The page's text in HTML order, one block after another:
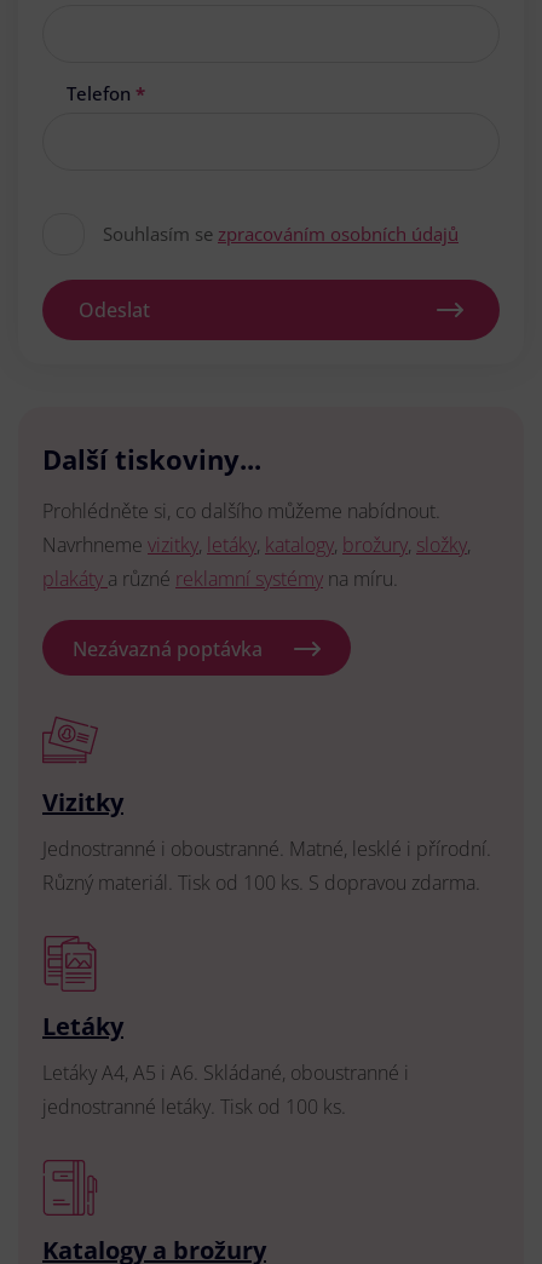
Telefon *
Souhlasím se zpracováním osobních údajů
Odeslat
Další tiskoviny...
Prohlédněte si, co dalšího můžeme nabídnout.
Navrhneme vizitky, letáky, katalogy, brožury, složky,
plakáty a různé reklamní systémy na míru.
Nezávazná poptávka
Vizitky
Jednostranné i oboustranné. Matné, lesklé i přírodní.
Různý materiál. Tisk od 100 ks. S dopravou zdarma.
Letáky
Letáky A4, A5 i A6. Skládané, oboustranné i
jednostranné letáky. Tisk od 100 ks.
Katalogy a brožury